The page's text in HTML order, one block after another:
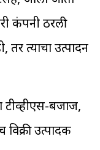
कंपनी ठरली
त्याचा उत्पादन
बजाज,
उत्पादक